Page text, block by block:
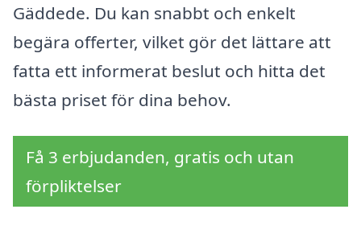
Gäddede. Du kan snabbt och enkelt
begära offerter, vilket gör det lättare att
fatta ett informerat beslut och hitta det
bästa priset för dina behov.
Få 3 erbjudanden, gratis och utan
förpliktelser